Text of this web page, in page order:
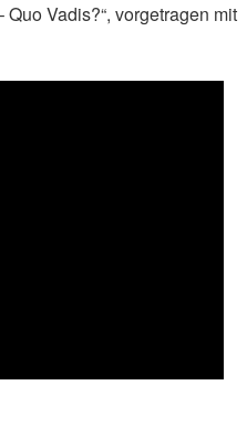
Vadis?“, vorgetragen mit